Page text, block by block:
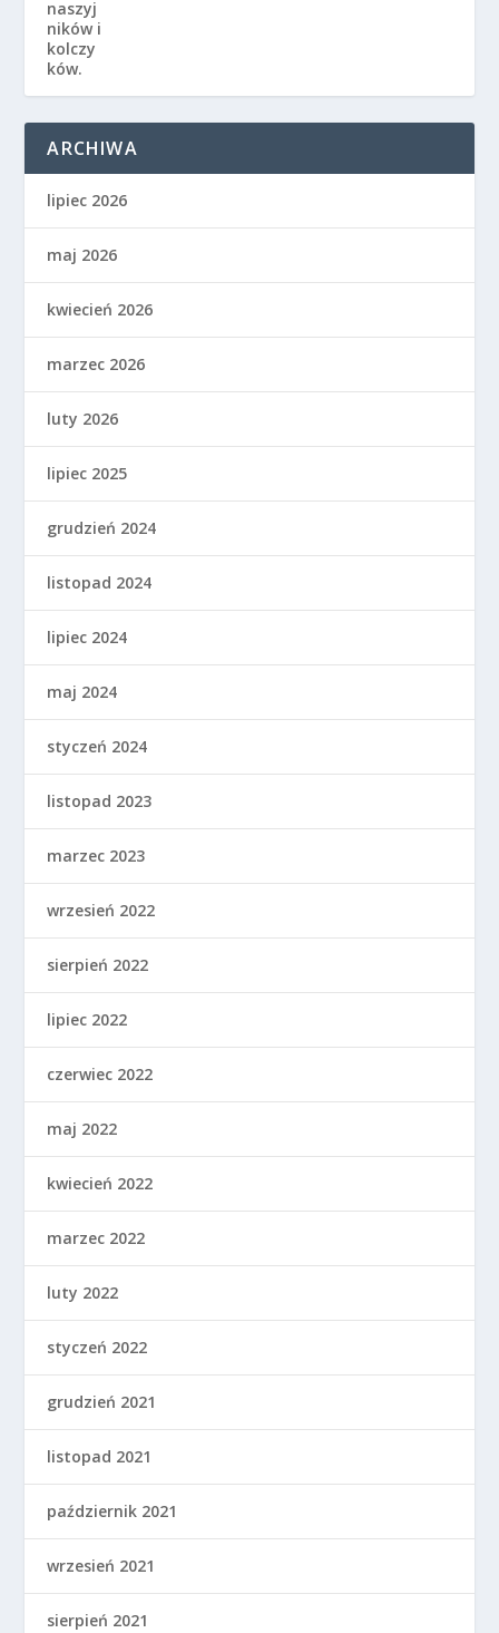
ARCHIWA
lipiec 2026
maj 2026
kwiecień 2026
marzec 2026
luty 2026
lipiec 2025
grudzień 2024
listopad 2024
lipiec 2024
maj 2024
styczeń 2024
listopad 2023
marzec 2023
wrzesień 2022
sierpień 2022
lipiec 2022
czerwiec 2022
maj 2022
kwiecień 2022
marzec 2022
luty 2022
styczeń 2022
grudzień 2021
listopad 2021
październik 2021
wrzesień 2021
sierpień 2021